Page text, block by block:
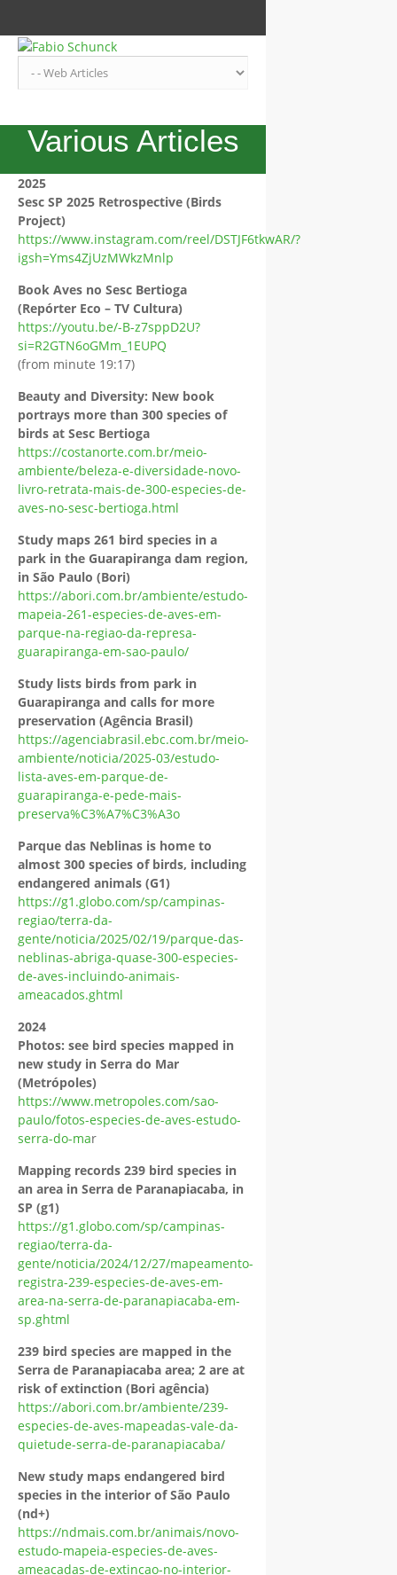
Various Articles
2025
Sesc SP 2025 Retrospective (Birds
Project)
https://www.instagram.com/reel/DSTJF6tkwAR/?
igsh=Yms4ZjUzMWkzMnlp
Book Aves no Sesc Bertioga
(Repórter Eco – TV Cultura)
https://youtu.be/-B-z7sppD2U?
si=R2GTN6oGMm_1EUPQ
(from minute 19:17)
Beauty and Diversity: New book
portrays more than 300 species of
birds at Sesc Bertioga
https://costanorte.com.br/meio-
ambiente/beleza-e-diversidade-novo-
livro-retrata-mais-de-300-especies-de-
aves-no-sesc-bertioga.html
Study maps 261 bird species in a
park in the Guarapiranga dam region,
in São Paulo (Bori)
https://abori.com.br/ambiente/estudo-
mapeia-261-especies-de-aves-em-
parque-na-regiao-da-represa-
guarapiranga-em-sao-paulo/
Study lists birds from park in
Guarapiranga and calls for more
preservation (Agência Brasil)
https://agenciabrasil.ebc.com.br/meio-
ambiente/noticia/2025-03/estudo-
lista-aves-em-parque-de-
guarapiranga-e-pede-mais-
preserva%C3%A7%C3%A3o
Parque das Neblinas is home to
almost 300 species of birds, including
endangered animals (G1)
https://g1.globo.com/sp/campinas-
regiao/terra-da-
gente/noticia/2025/02/19/parque-das-
neblinas-abriga-quase-300-especies-
de-aves-incluindo-animais-
ameacados.ghtml
2024
Photos: see bird species mapped in
new study in Serra do Mar
(Metrópoles)
https://www.metropoles.com/sao-
paulo/fotos-especies-de-aves-estudo-
serra-do-mar
Mapping records 239 bird species in
an area in Serra de Paranapiacaba, in
SP (g1)
https://g1.globo.com/sp/campinas-
regiao/terra-da-
gente/noticia/2024/12/27/mapeamento-
registra-239-especies-de-aves-em-
area-na-serra-de-paranapiacaba-em-
sp.ghtml
239 bird species are mapped in the
Serra de Paranapiacaba area; 2 are at
risk of extinction (Bori agência)
https://abori.com.br/ambiente/239-
especies-de-aves-mapeadas-vale-da-
quietude-serra-de-paranapiacaba/
New study maps endangered bird
species in the interior of São Paulo
(nd+)
https://ndmais.com.br/animais/novo-
estudo-mapeia-especies-de-aves-
ameacadas-de-extincao-no-interior-